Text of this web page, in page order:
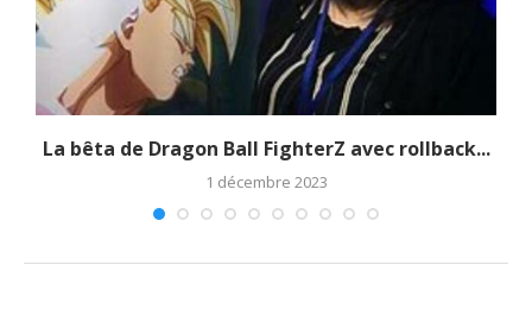
La bêta de Dragon Ball FighterZ avec rollback...
1 décembre 2023